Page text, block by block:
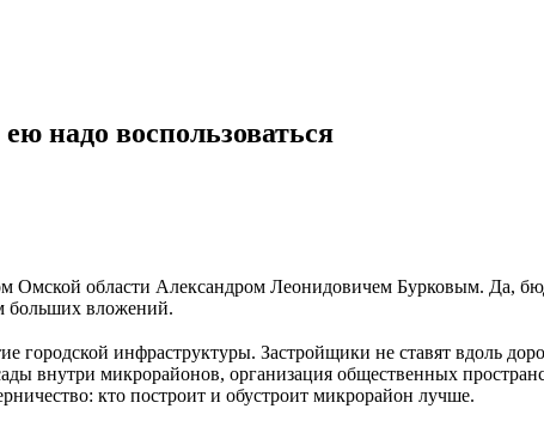
надо воспользоваться
Омской области Александром Леонидовичем Бурковым. Да,
больших вложений.
городской инфраструктуры. Застройщики не ставят вдоль
внутри микрорайонов, организация общественных
кто построит и обустроит микрорайон лучше.